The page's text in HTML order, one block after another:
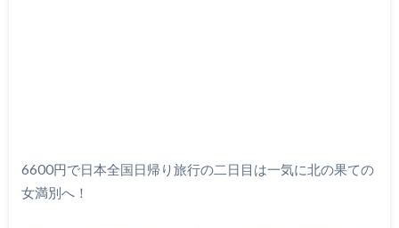
6600円で日本全国日帰り旅行の二日目は一気に北の果ての
女満別へ！